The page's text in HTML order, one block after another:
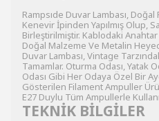
Rampsıde Duvar Lambası,
Kenevir İpinden Yapılmış Olup,
Birleştirilmiştir. Kablodaki Anahtar
Doğal Malzeme Ve Metalin
Duvar Lambası, Vintage
Tamamlar. Oturma Odası, Yatak
Odası Gibi Her Odaya Özel Bir
Gösterilen Filament Ampuller
E27 Duylu Tüm Ampullerle
TEKNİK BİLGİLER